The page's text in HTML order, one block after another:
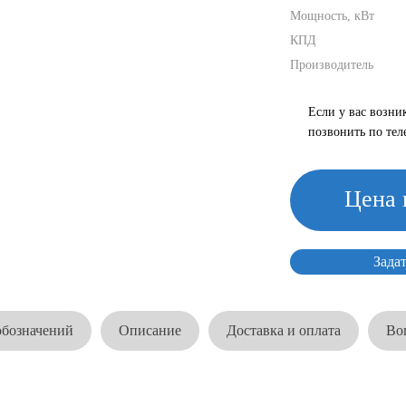
Мощность, кВт
КПД
Производитель
Если у вас
позвонить по
Цена
Описание Доставка и оплата